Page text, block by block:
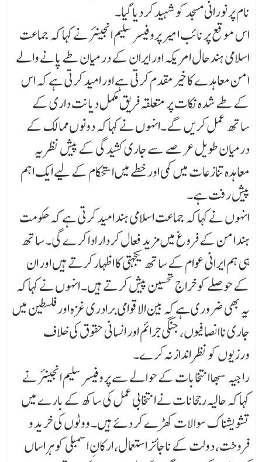
نام پر نورانی مسجد کو شہید کر دیا گیا۔
اس موقع پر نائب امیر پروفیسر سلیم انجینئر نے کہا کہ جماعت
اسلامی ہند حال امریکہ اور ایران کے در میان طے پانے والے
امن معاہدے کا خیرمقدم کرتی ہے اور امید کرتی ہے کہ اس
کے طے شدہ نکات پر متعلقہ فریق مکمل دیانت داری کے
ساتھ عمل کریں گے۔انہوں نے کہا کہ دونوں ممالک کے
درمیان طویل عر صے سے جاری کشیدگی کے پیش نظر یہ
معاہدہ تنازعات میں کمی اور خطے میں استحکام کے لیے ایک اہم
پیش رفت ہے۔
انہوں نے کہا کہ جماعت اسلامی ہند امید کرتی ہے کہ حکومت
ہند امن کے فروغ میں مزید فعال کردار ادا کرے گی۔ ساتھ
ہی ہم ایرانی عوام کے ساتھ یکجہتی کا اظہار کرتے ہیں اور ان
کے حوصلے کو خراجِ تحسین پیش کرتے ہیں۔ انہوں نے کہا کہ
یہ بھی ضروری ہے کہ بین الاقوامی برادری غزہ اور فلسطین میں
جاری ناانصافیوں، جنگی جرائم اور انسانی حقوق کی خلاف
ورزیوں کو نظر انداز نہ کرے۔
راجیہ سبھا انتخابات کے حوالے سے پروفیسر سلیم انجینئر نے
کہا کہ حالیہ رجحانات نے انتخابی عمل کی سا کھ کے بارے میں
تشویشناک سوالات کھڑے کر دئے ہیں۔ ووٹوں کی خرید و
فروخت، دولت کے ناجائز استعمال، ارکانِ اسمبلی کو ہراساں